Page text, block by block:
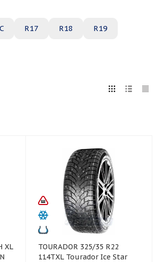
R17 R18 R19
TOURADOR 325/35 R22
114TXL Tourador Ice Star